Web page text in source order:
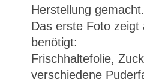
Herstellung gemacht.
Das erste Foto
benötigt:
Frischhaltefolie,
verschiedene